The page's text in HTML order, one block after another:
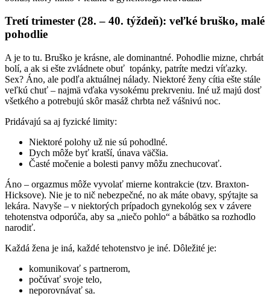
Tretí trimester (28. – 40. týždeň): veľké bruško, malé
pohodlie
A je to tu. Bruško je krásne, ale dominantné. Pohodlie mizne, chrbát
bolí, a ak si ešte zvládnete obuť topánky, patríte medzi víťazky.
Sex? Áno, ale podľa aktuálnej nálady. Niektoré ženy cítia ešte stále
veľkú chuť – najmä vďaka vysokému prekrveniu. Iné už majú dosť
všetkého a potrebujú skôr masáž chrbta než vášnivú noc.
Pridávajú sa aj fyzické limity:
Niektoré polohy už nie sú pohodlné.
Dych môže byť kratší, únava väčšia.
Časté močenie a bolesti panvy môžu znechucovať.
Áno – orgazmus môže vyvolať mierne kontrakcie (tzv. Braxton-
Hicksove). Nie je to nič nebezpečné, no ak máte obavy, spýtajte sa
lekára. Navyše – v niektorých prípadoch gynekológ sex v závere
tehotenstva odporúča, aby sa „niečo pohlo“ a bábätko sa rozhodlo
narodiť.
Každá žena je iná, každé tehotenstvo je iné. Dôležité je:
komunikovať s partnerom,
počúvať svoje telo,
neporovnávať sa.